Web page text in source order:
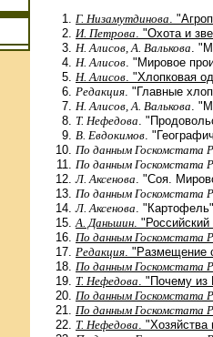
Г. Низамутдинова .
И. Петрова . "Охота и
Н. Алисов, А. Валькова .
Н. Алисов . "Мировое
Н. Алисов . "Хлопковая
Редакция . "Главные
Н. Алисов, А. Валькова .
Т. Нефедова .
В. Евдокимов .
По данным Госкомстата
По данным Госкомстата
Л. Аксенова . "Соя.
По данным Госкомстата
Л. Аксенова .
А. Даньшин .
По данным Госкомстата
Редакция . "Размещение
По данным Госкомстата
Т. Нефедова . "Почему
По данным Госкомстата
По данным Госкомстата
Т. Нефедова .